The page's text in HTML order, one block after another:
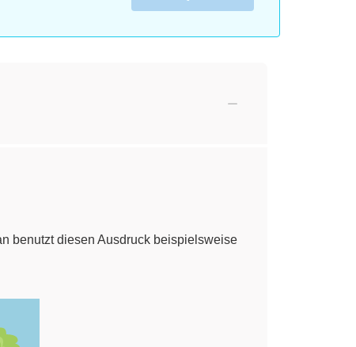
benutzt diesen Ausdruck beispielsweise